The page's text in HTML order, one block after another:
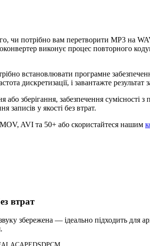
чи потрібно вам перетворити MP3 на
виконує процес повторного
встановлювати програмне
дискретизації, і завантажте результат
зберігання, забезпечення сумісності
записів у якості без втрат.
AVI та 50+ або скористайтеся нашим
втрат
збережена — ідеально підходить для